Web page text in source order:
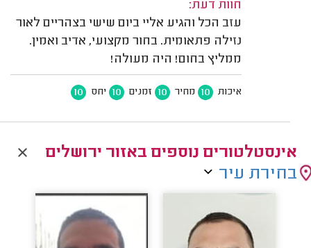
חוות דעת:
עזב הכל והגיע אליי ביום שישי בצהריים לאור
נזילה פתאומית. בחור מקצועי, אדיב ואמין.
ממליץ בחום! היה מעולה!
איכות 10 מחיר 10 זמנים 10 יחס 10
אינסטלטורים נוספים באזור ירושלים
בחירת עיר